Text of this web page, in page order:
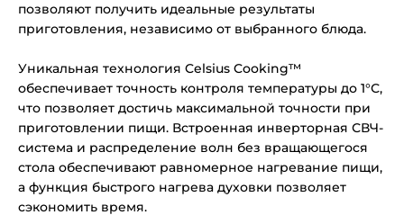
позволяют получить идеальные результаты
приготовления, независимо от выбранного блюда.
Уникальная технология Celsius Cooking™
обеспечивает точность контроля температуры до 1°С,
что позволяет достичь максимальной точности при
приготовлении пищи. Встроенная инверторная СВЧ-
система и распределение волн без вращающегося
стола обеспечивают равномерное нагревание пищи,
а функция быстрого нагрева духовки позволяет
сэкономить время.